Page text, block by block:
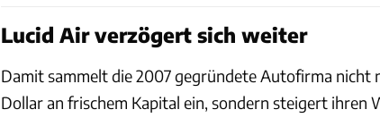
Lucid Air verzögert sich weiter
Damit sammelt die 2007 gegründete Autofirma nicht
Dollar an frischem Kapital ein, sondern steigert ihren